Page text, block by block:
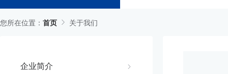
您所在位置： 首页 关于我们
企业简介